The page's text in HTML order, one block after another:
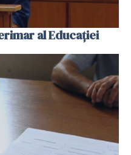
al Educaţiei